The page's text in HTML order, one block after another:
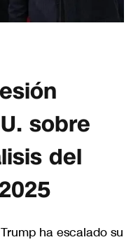
sobre
del
ha escalado su